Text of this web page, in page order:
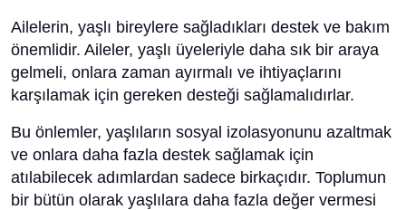
Ailelerin, yaşlı bireylere sağladıkları destek ve bakım
önemlidir. Aileler, yaşlı üyeleriyle daha sık bir araya
gelmeli, onlara zaman ayırmalı ve ihtiyaçlarını
karşılamak için gereken desteği sağlamalıdırlar.
Bu önlemler, yaşlıların sosyal izolasyonunu azaltmak
ve onlara daha fazla destek sağlamak için
atılabilecek adımlardan sadece birkaçıdır. Toplumun
bir bütün olarak yaşlılara daha fazla değer vermesi